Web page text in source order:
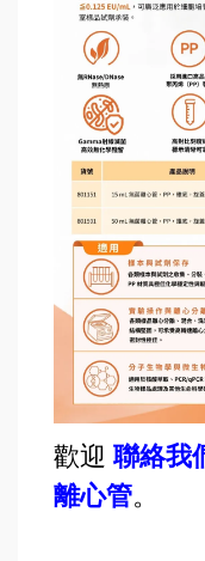
歡迎 聯絡我
離心管。